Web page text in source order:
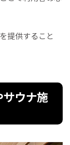
提供すること
ウナ施